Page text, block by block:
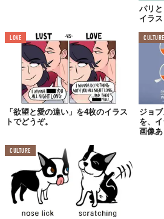
「花の都」と形容されるパリですが、
ミエール（光の都）と呼ばれています
ル」こちらの由来は諸説あり、大恐慌
ンゴ売りをしていたから説が有力です。
02.
トレンドを引っ張る
パリ
イラ
LOVE
「欲望と愛の違い」を4枚のイラス
トでどうぞ。
CULTURE
ジョ
を、
画像あ
CULTURE